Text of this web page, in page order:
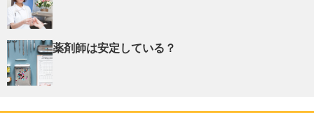
薬剤師は安定している？